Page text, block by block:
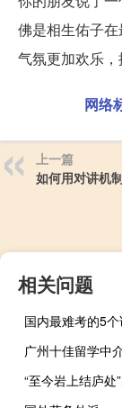
佛是相生佑子
气氛更加欢乐，
网络
上一篇
如何用对讲机
相关问题
国内最难考的5
广州十佳留学中
“至今岩上结庐处